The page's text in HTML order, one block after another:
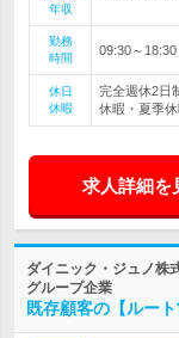
年収
勤務
時間
09:30～
休日
休暇
完全週休2日
休暇・夏季
求人詳細を
ダイニック・ジュノ株
グループ企業
既存顧客の【ルー